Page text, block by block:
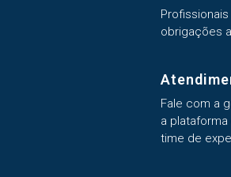
obrigações
Fale com a
a
time de